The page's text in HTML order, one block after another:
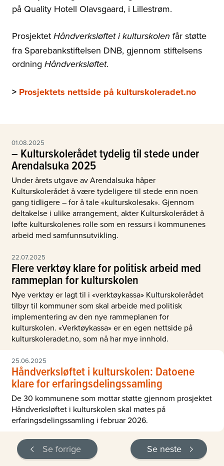
på Quality Hotell Olavsgaard, i Lillestrøm.
Prosjektet Håndverksløftet i kulturskolen får støtte
fra Sparebankstiftelsen DNB, gjennom stiftelsens
ordning Håndverksløftet.
> Prosjektets nettside på kulturskoleradet.no
01.08.2025
– Kulturskolerådet tydelig til stede under
Arendalsuka 2025
Under årets utgave av Arendalsuka håper
Kulturskolerådet å være tydeligere til stede enn noen
gang tidligere – for å tale «kulturskolesak». Gjennom
deltakelse i ulike arrangement, akter Kulturskolerådet å
løfte kulturskolenes rolle som en ressurs i kommunenes
arbeid med samfunnsutvikling.
22.07.2025
Flere verktøy klare for politisk arbeid med
rammeplan for kulturskolen
Nye verktøy er lagt til i «verktøykassa» Kulturskolerådet
tilbyr til kommuner som skal arbeide med politisk
implementering av den nye rammeplanen for
kulturskolen. «Verktøykassa» er en egen nettside på
kulturskoleradet.no, som nå har mye innhold.
25.06.2025
Håndverksløftet i kulturskolen: Datoene
klare for erfaringsdelingssamling
De 30 kommunene som mottar støtte gjennom prosjektet
Håndverksløftet i kulturskolen skal møtes på
erfaringsdelingssamling i februar 2026.
Se forrige Se neste